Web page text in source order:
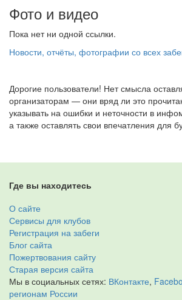
Фото и видео
Пока нет ни одной ссылки.
Новости, отчёты, фотографии со всех
Дорогие пользователи! Нет смысла
организаторам — они вряд ли это
указывать на ошибки и неточности в
а также оставлять свои впечатления для
Где вы находитесь
О сайте
Сервисы для клубов
Регистрация на забеги
Блог сайта
Пожертвования сайту
Старая версия сайта
Мы в социальных сетях: ВКонтакте,
регионам России